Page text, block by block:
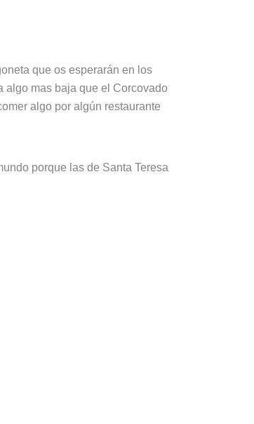
que os esperarán en los
algo mas baja que el Corcovado
algo por algún restaurante
porque las de Santa Teresa